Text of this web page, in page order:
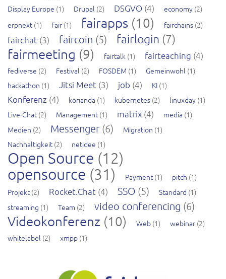
Display Europe (1) Drupal (2) DSGVO (4) economy (2)
erpnext (1) Fair (1) fairapps (10) fairchains (2)
fairchat (3) faircoin (5) fairlogin (7)
fairmeeting (9) fairtalk (1) fairteaching (4)
fediverse (2) Festival (2) FOSDEM (1) Gemeinwohl (1)
hackathon (1) Jitsi Meet (3) job (4) KI (1)
Konferenz (4) korianda (1) kubernetes (2) linuxday (1)
Live-Chat (2) Management (1) matrix (4) media (1)
Medien (2) Messenger (6) Migration (1)
Nachhaltigkeit (2) netidee (1)
Open Source (12)
opensource (31) Payment (1) pitch (1)
Projekt (2) Rocket.Chat (4) SSO (5) Standard (1)
streaming (1) Team (2) video conferencing (6)
Videokonferenz (10) Web (1) webinar (2)
whitelabel (2) xmpp (1)